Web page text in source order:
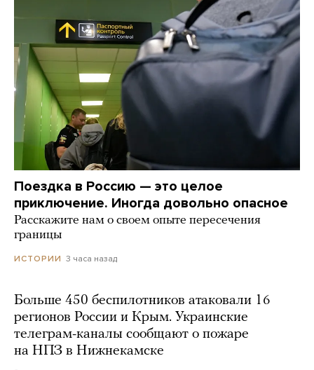
Поездка в Россию — это целое
приключение. Иногда довольно опасное
Расскажите нам о своем опыте пересечения
границы
ИСТОРИИ 3 часа назад
Больше 450 беспилотников атаковали 16
регионов России и Крым. Украинские
телеграм-каналы сообщают о пожаре
на НПЗ в Нижнекамске